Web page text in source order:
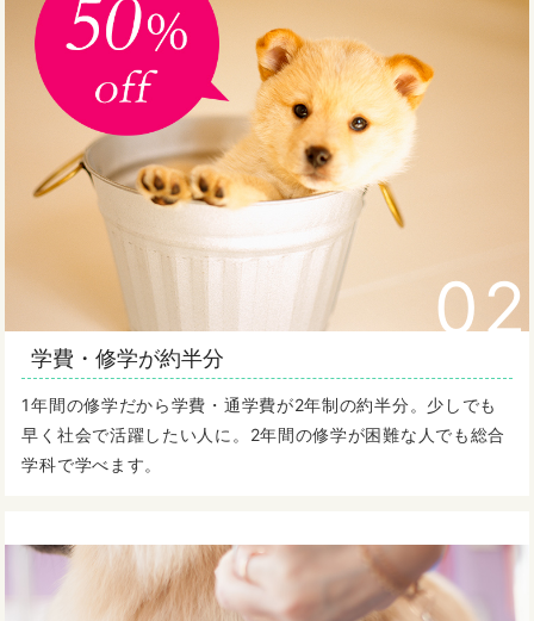
02
学費・修学が約半分
1年間の修学だから学費・通学費が2年制の約半分。少しでも
早く社会で活躍したい人に。2年間の修学が困難な人でも総合
学科で学べます。